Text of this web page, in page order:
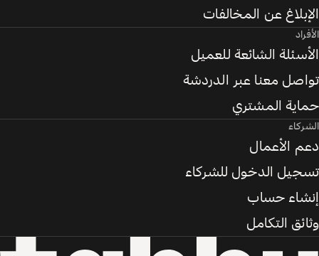
الإبلاغ عن المخالفات
الأفراد
الأسئلة الشائعة للعميل
تواصل معنا عبر الدردشة
حماية المشتري
الشركاء
دعم الأعمال
تسجيل الدخول للشركاء
إنشاء حساب
وثائق التكامل